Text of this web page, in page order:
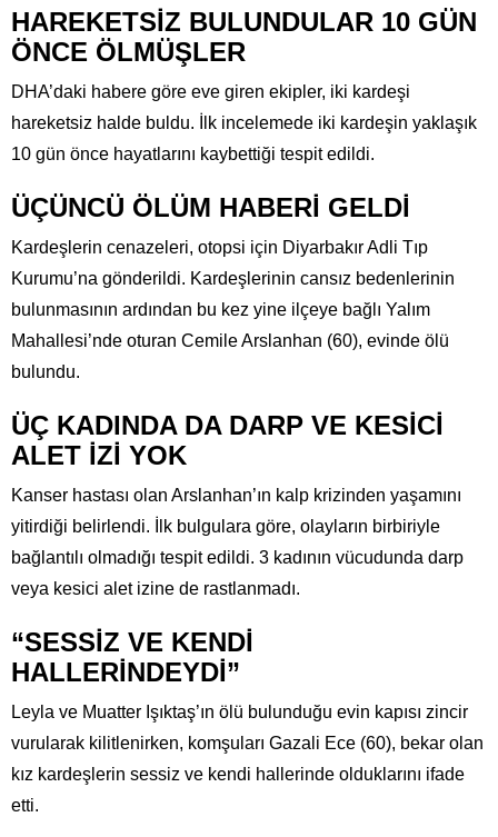
HAREKETSİZ BULUNDULAR 10 GÜN
ÖNCE ÖLMÜŞLER
DHA’daki habere göre eve giren ekipler, iki kardeşi
hareketsiz halde buldu. İlk incelemede iki kardeşin yaklaşık
10 gün önce hayatlarını kaybettiği tespit edildi.
ÜÇÜNCÜ ÖLÜM HABERİ GELDİ
Kardeşlerin cenazeleri, otopsi için Diyarbakır Adli Tıp
Kurumu’na gönderildi. Kardeşlerinin cansız bedenlerinin
bulunmasının ardından bu kez yine ilçeye bağlı Yalım
Mahallesi’nde oturan Cemile Arslanhan (60), evinde ölü
bulundu.
ÜÇ KADINDA DA DARP VE KESİCİ
ALET İZİ YOK
Kanser hastası olan Arslanhan’ın kalp krizinden yaşamını
yitirdiği belirlendi. İlk bulgulara göre, olayların birbiriyle
bağlantılı olmadığı tespit edildi. 3 kadının vücudunda darp
veya kesici alet izine de rastlanmadı.
“SESSİZ VE KENDİ
HALLERİNDEYDİ”
Leyla ve Muatter Işıktaş’ın ölü bulunduğu evin kapısı zincir
vurularak kilitlenirken, komşuları Gazali Ece (60), bekar olan
kız kardeşlerin sessiz ve kendi hallerinde olduklarını ifade
etti.